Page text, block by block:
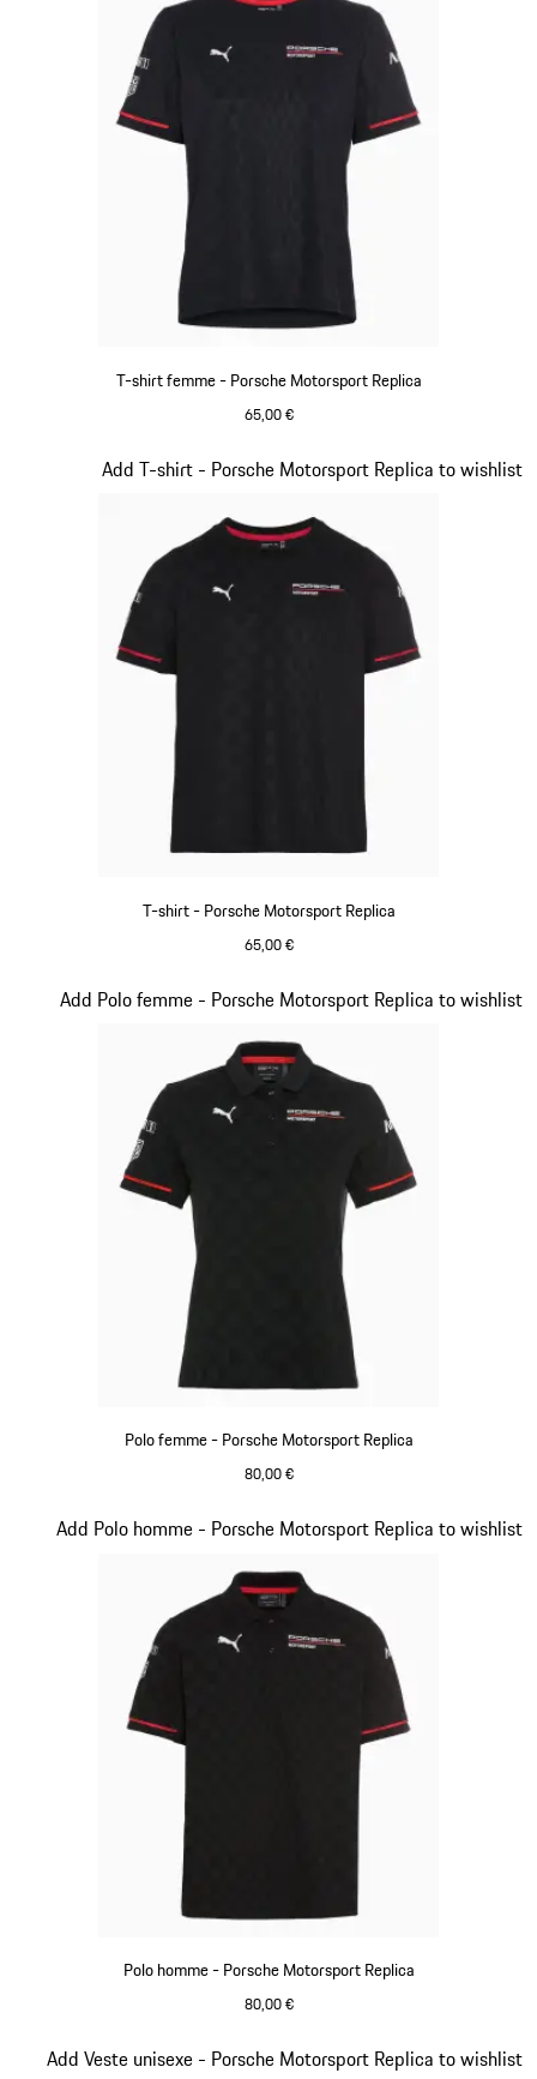
T-shirt femme - Porsche Motorsport Replica
65,00 €
T-shirt - Porsche Motorsport Replica
65,00 €
Add T-shirt - Porsche Motorsport Replica to wishlist
Diapositive 8 sur 20
Polo femme - Porsche Motorsport Replica
80,00 €
Add Polo femme - Porsche Motorsport Replica to wishlist
Diapositive 9 sur 20
Polo homme - Porsche Motorsport Replica
80,00 €
Add Polo homme - Porsche Motorsport Replica to wishlist
Diapositive 10 sur 20
Add Veste unisexe - Porsche Motorsport Replica to wishlist
Diapositive 11 sur 20